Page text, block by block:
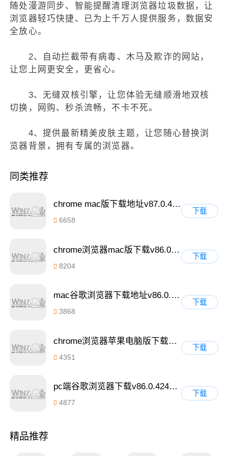
随处漫游同步、智能提醒清理浏览器垃圾数据，让
浏览器轻巧快捷、已为上千万人提供服务，数据安
全放心。
2、自动拦截带有病毒、木马及欺诈的网站，
让您上网更安全，更省心。
3、无缝双核引擎，让您体验无缝顺滑地双核
切换，网购、秒杀流畅，不卡不死。
4、提供最新精美皮肤主题，让您随心替换浏
览器背景，拥有专属的浏览器。
同类推荐
chrome mac版下载地址v87.0.4280.66
6658
下载
chrome浏览器mac版下载v86.0.4240.183
8204
下载
mac谷歌浏览器下载地址v86.0.4240.111
3868
下载
chrome浏览器苹果电脑版下载v85.0.4183.102
4351
下载
pc端谷歌浏览器下载v86.0.4240.111
4877
下载
精品推荐